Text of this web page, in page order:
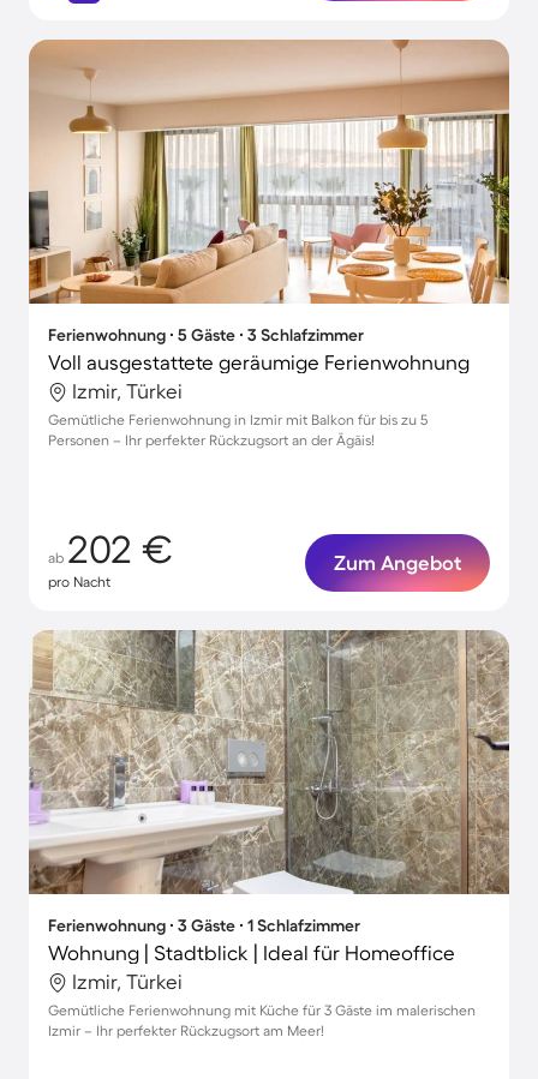
Ferienwohnung ∙ 5 Gäste ∙ 3 Schlafzimmer
Voll ausgestattete geräumige Ferienwohnung
Izmir, Türkei
Gemütliche Ferienwohnung in Izmir mit Balkon für bis zu 5
Personen – Ihr perfekter Rückzugsort an der Ägäis!
ab 202 €
pro Nacht
Zum Angebot
Ferienwohnung ∙ 3 Gäste ∙ 1 Schlafzimmer
Wohnung | Stadtblick | Ideal für Homeoffice
Izmir, Türkei
Gemütliche Ferienwohnung mit Küche für 3 Gäste im malerischen
Izmir – Ihr perfekter Rückzugsort am Meer!